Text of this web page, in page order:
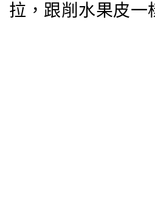
拉，跟削水果皮一